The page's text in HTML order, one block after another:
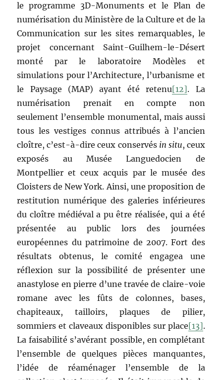
le programme 3D-Monuments et le Plan de
numérisation du Ministère de la Culture et de la
Communication sur les sites remarquables, le
projet concernant Saint-Guilhem-le-Désert
monté par le laboratoire Modèles et
simulations pour l’Architecture, l’urbanisme et
le Paysage (MAP) ayant été retenu[12]. La
numérisation prenait en compte non
seulement l’ensemble monumental, mais aussi
tous les vestiges connus attribués à l’ancien
cloître, c’est-à-dire ceux conservés in situ, ceux
exposés au Musée Languedocien de
Montpellier et ceux acquis par le musée des
Cloisters de New York. Ainsi, une proposition de
restitution numérique des galeries inférieures
du cloître médiéval a pu être réalisée, qui a été
présentée au public lors des journées
européennes du patrimoine de 2007. Fort des
résultats obtenus, le comité engagea une
réflexion sur la possibilité de présenter une
anastylose en pierre d’une travée de claire-voie
romane avec les fûts de colonnes, bases,
chapiteaux, tailloirs, plaques de pilier,
sommiers et claveaux disponibles sur place[13].
La faisabilité s’avérant possible, en complétant
l’ensemble de quelques pièces manquantes,
l’idée de réaménager l’ensemble de la